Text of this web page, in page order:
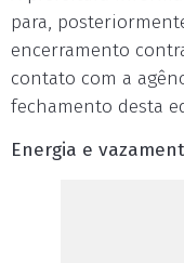
para,
encerramento
contato com a
fechamento desta
Energia e